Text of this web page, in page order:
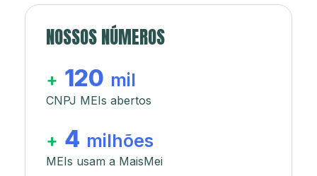
NOSSOS NÚMEROS
+ 120 mil
CNPJ MEIs abertos
+ 4 milhões
MEIs usam a MaisMei